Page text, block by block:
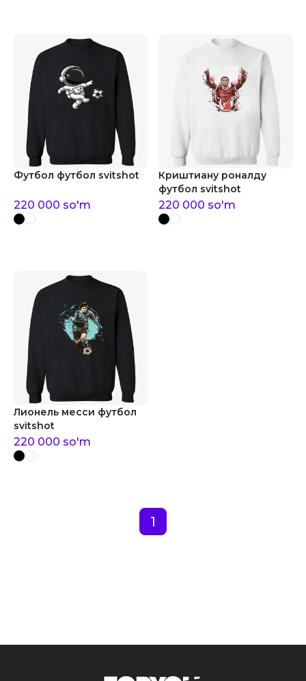
Футбол футбол svitshot
220 000 so'm
Криштиану роналду
футбол svitshot
220 000 so'm
Лионель месси футбол
svitshot
220 000 so'm
1